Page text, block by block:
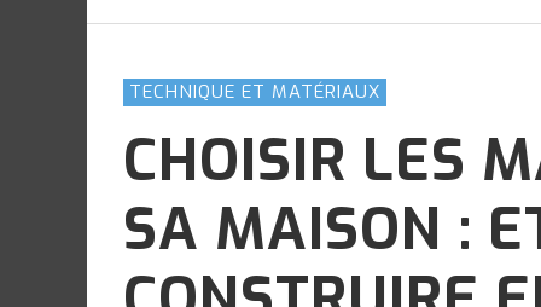
LES AUTRES
LES AUTRES
LES AUTRES
PASSIVE
LES AUTRES
TECHNIQUE ET MATÉRIAUX
CHOISIR LES
SA MAISON :